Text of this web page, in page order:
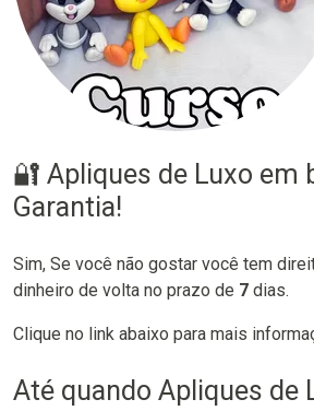
🔐 Apliques de Luxo em
Garantia!
Sim, Se você não gostar você tem
dinheiro de volta no prazo de 7 dias.
Clique no link abaixo para mais
Até quando Apliques de